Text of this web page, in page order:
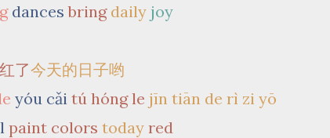
dances bring daily joy
了今天的日子哟
yóu cǎi tú hóng le jīn tiān de rì zi yō
paint colorstoday red